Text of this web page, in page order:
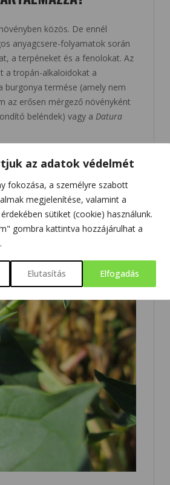
az adatok védelmét
fokozása, a személyre szabott
megjelenítése, valamint a
sütiket (cookie) használunk.
gombra kattintva hozzájárulhat a
Elutasítás Elfogadás
közös. De ennél
anyagcsere-folyamatok során
a terpéneket és a fenolokat. Az
a tropán-alkaloidokat a
burgonya termése (amely nem
az erősen mérgező növényként
beléndek) vagy a Datura